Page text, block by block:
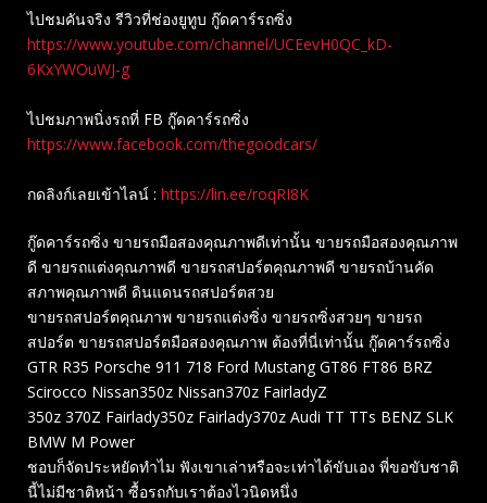
ไปชมคันจริง รีวิวที่ช่องยู​ทูบ​ กู๊ดคาร์รถซิ่ง
https://www.youtube.com/channel/UCEevH0QC_kD-
6KxYWOuWJ-g
ไปชมภาพนิ่งรถที่ FB กู๊ดคาร์รถซิ่ง
https://www.facebook.com/thegoodcars/
กดลิงก์เลยเข้าไลน์ : https://lin.ee/roqRI8K
กู๊ดคาร์รถซิ่ง ขายรถมือสองคุณภาพดีเท่านั้น ขายรถมือสองคุณภาพ
ดี ขายรถแต่งคุณภาพดี ขายรถสปอร์ตคุณภาพดี ขายรถบ้านคัด
สภาพคุณภาพดี ดินแดนรถสปอร์ตสวย
ขายรถสปอร์ตคุณภาพ ขายรถแต่งซิ่ง ขายรถซิ่งสวยๆ ขายรถ
สปอร์ต ขายรถสปอร์ตมือสองคุณภาพ ต้องที่นี่เท่านั้น กู๊ดคาร์รถซิ่ง
GTR R35 Porsche 911 718 Ford Mustang GT86 FT86 BRZ
Scirocco Nissan350z Nissan370z FairladyZ
350z 370Z Fairlady350z Fairlady370z Audi TT TTs BENZ SLK
BMW M Power
ชอบก็จัดประหยัดทำไม ฟังเขาเล่าหรือจะเท่าได้ขับเอง พี่ขอขับชาติ
นี้ไม่มีชาติหน้า ซื้อรถกับเราต้องไวนิดหนึ่ง